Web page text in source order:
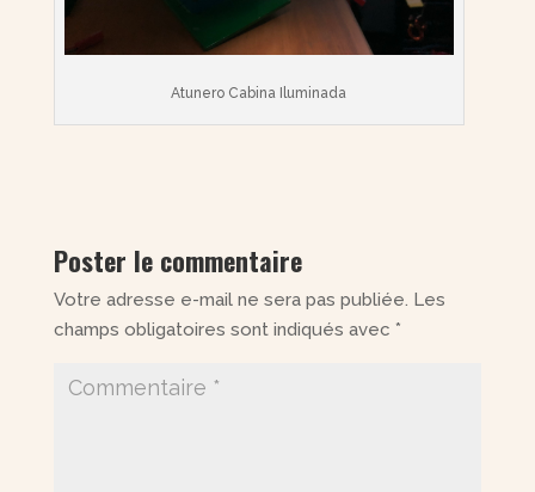
Atunero Cabina Iluminada
Poster le commentaire
Votre adresse e-mail ne sera pas publiée. Les
champs obligatoires sont indiqués avec *